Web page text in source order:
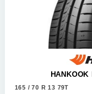
HANKOOK
165 / 70 R 13 79T